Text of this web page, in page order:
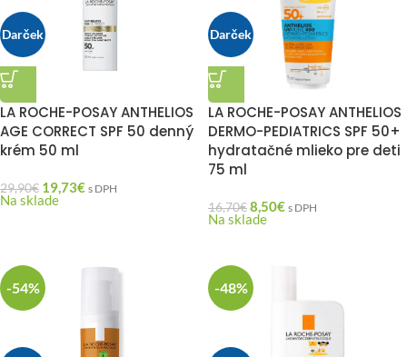
Darček
LA ROCHE-POSAY ANTHELIOS
AGE CORRECT SPF 50 denný
krém 50 ml
29,90€ 19,73€ s DPH
Na sklade
Darček
LA ROCHE-POSAY ANTHELIOS
DERMO-PEDIATRICS SPF 50+
hydratačné mlieko pre deti
75 ml
16,70€8,50€ s DPH
Na sklade
-54% -48%